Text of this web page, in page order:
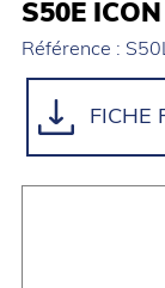
S50E ICON
Référence :
FICHE